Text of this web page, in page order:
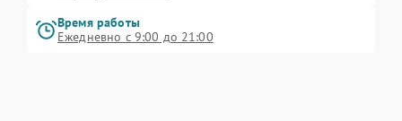
Время работы
Ежедневно с 9:00 до 21:00